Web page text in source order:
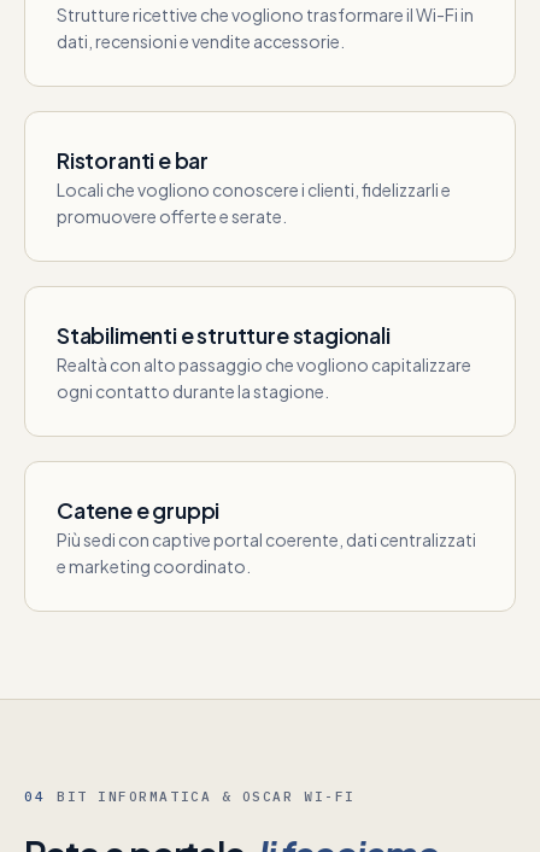
Strutture ricettive che vogliono trasformare il Wi-Fi in
dati, recensioni e vendite accessorie.
Ristoranti e bar
Locali che vogliono conoscere i clienti, fidelizzarli e
promuovere offerte e serate.
Stabilimenti e strutture stagionali
Realtà con alto passaggio che vogliono capitalizzare
ogni contatto durante la stagione.
Catene e gruppi
Più sedi con captive portal coerente, dati centralizzati
e marketing coordinato.
04 BIT INFORMATICA & OSCAR WI-FI